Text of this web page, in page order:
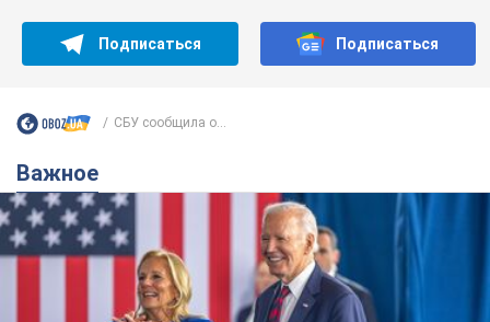
Подписаться Подписаться
СБУ сообщила о...
Важное